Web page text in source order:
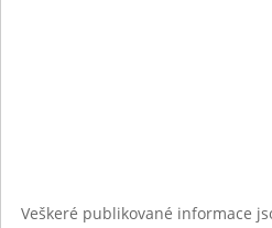
Veškeré publikované informace